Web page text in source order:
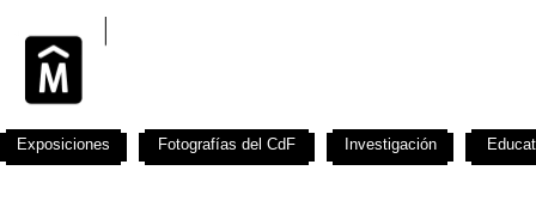
Exposiciones Fotografías del CdF Investigación